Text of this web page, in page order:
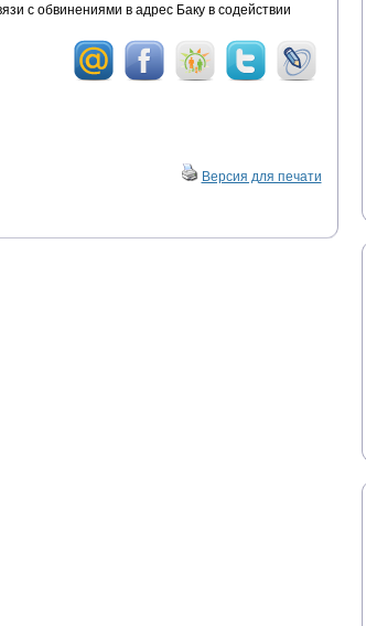
с обвинениями в адрес Баку в содействии
Версия для печати